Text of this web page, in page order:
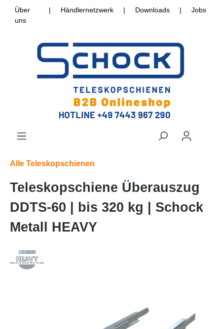
Über
uns
| Händlernetzwerk | Downloads | Jobs
Alle Teleskopschienen
Teleskopschiene Überauszug
DDTS-60 | bis 320 kg | Schock
Metall HEAVY